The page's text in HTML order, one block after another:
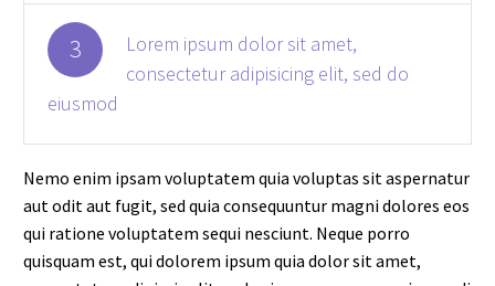
3
Lorem ipsum dolor sit amet,
consectetur adipisicing elit, sed do
eiusmod
Nemo enim ipsam voluptatem quia voluptas sit aspernatur
aut odit aut fugit, sed quia consequuntur magni dolores eos
qui ratione voluptatem sequi nesciunt. Neque porro
quisquam est, qui dolorem ipsum quia dolor sit amet,